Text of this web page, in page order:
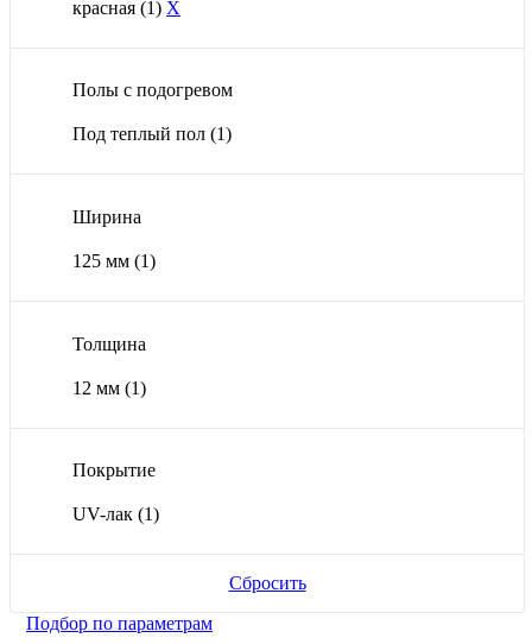
красная (1) X
Полы с подогревом
Под теплый пол (1)
Ширина
125 мм (1)
Толщина
12 мм (1)
Покрытие
UV-лак (1)
Сбросить
Подбор по параметрам